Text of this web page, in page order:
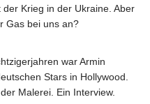
Krieg in der Ukraine. Aber
Gas bei uns an?
war Armin
Stars in Hollywood.
Malerei. Ein Interview.